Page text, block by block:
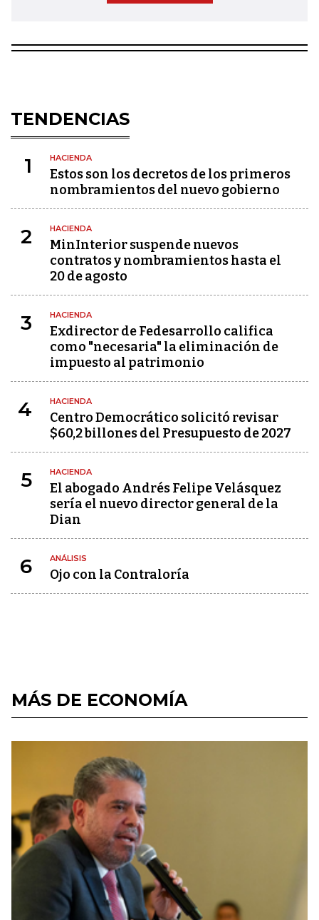
TENDENCIAS
1 HACIENDA
Estos son los decretos de los primeros
nombramientos del nuevo gobierno
2 HACIENDA
MinInterior suspende nuevos
contratos y nombramientos hasta el
20 de agosto
3 HACIENDA
Exdirector de Fedesarrollo califica
como "necesaria" la eliminación de
impuesto al patrimonio
4 HACIENDA
Centro Democrático solicitó revisar
$60,2 billones del Presupuesto de 2027
5 HACIENDA
El abogado Andrés Felipe Velásquez
sería el nuevo director general de la
Dian
6 ANÁLISIS
Ojo con la Contraloría
MÁS DE ECONOMÍA